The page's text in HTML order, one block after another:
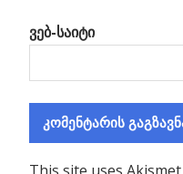
ვებ-საიტი